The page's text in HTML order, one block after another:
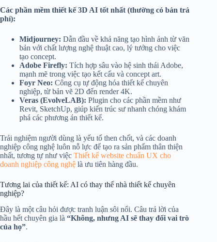
Các phần mềm thiết kế 3D AI tốt nhất (thường có bản trả
phí):
Midjourney: Dẫn đầu về khả năng tạo hình ảnh từ văn
bản với chất lượng nghệ thuật cao, lý tưởng cho việc
tạo concept.
Adobe Firefly: Tích hợp sâu vào hệ sinh thái Adobe,
mạnh mẽ trong việc tạo kết cấu và concept art.
Foyr Neo: Công cụ tự động hóa thiết kế chuyên
nghiệp, từ bản vẽ 2D đến render 4K.
Veras (EvolveLAB): Plugin cho các phần mềm như
Revit, SketchUp, giúp kiến trúc sư nhanh chóng khám
phá các phương án thiết kế.
Trải nghiệm người dùng là yếu tố then chốt, và các doanh
nghiệp công nghệ luôn nỗ lực để tạo ra sản phẩm thân thiện
nhất, tương tự như việc Thiết kế website chuẩn UX cho
doanh nghiệp công nghệ là ưu tiên hàng đầu.
Tương lai của thiết kế: AI có thay thế nhà thiết kế chuyên
nghiệp?
Đây là một câu hỏi được tranh luận sôi nổi. Câu trả lời của
hầu hết chuyên gia là “Không, nhưng AI sẽ thay đổi vai trò
của họ”.